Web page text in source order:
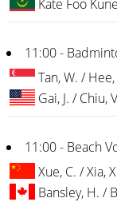
Kate Foo
11:00 -
Tan, W. / Hee,
Gai, J. / Chiu,
11:00 - Beach
Xue, C. / Xia,
Bansley, H. /